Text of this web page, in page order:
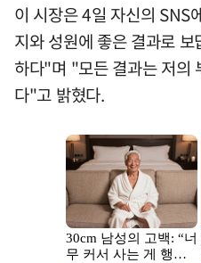
이 시장은 4일 자신의 SNS
지와 성원에 좋은 결과로
하다"며 "모든 결과는 저의
다"고 밝혔다.